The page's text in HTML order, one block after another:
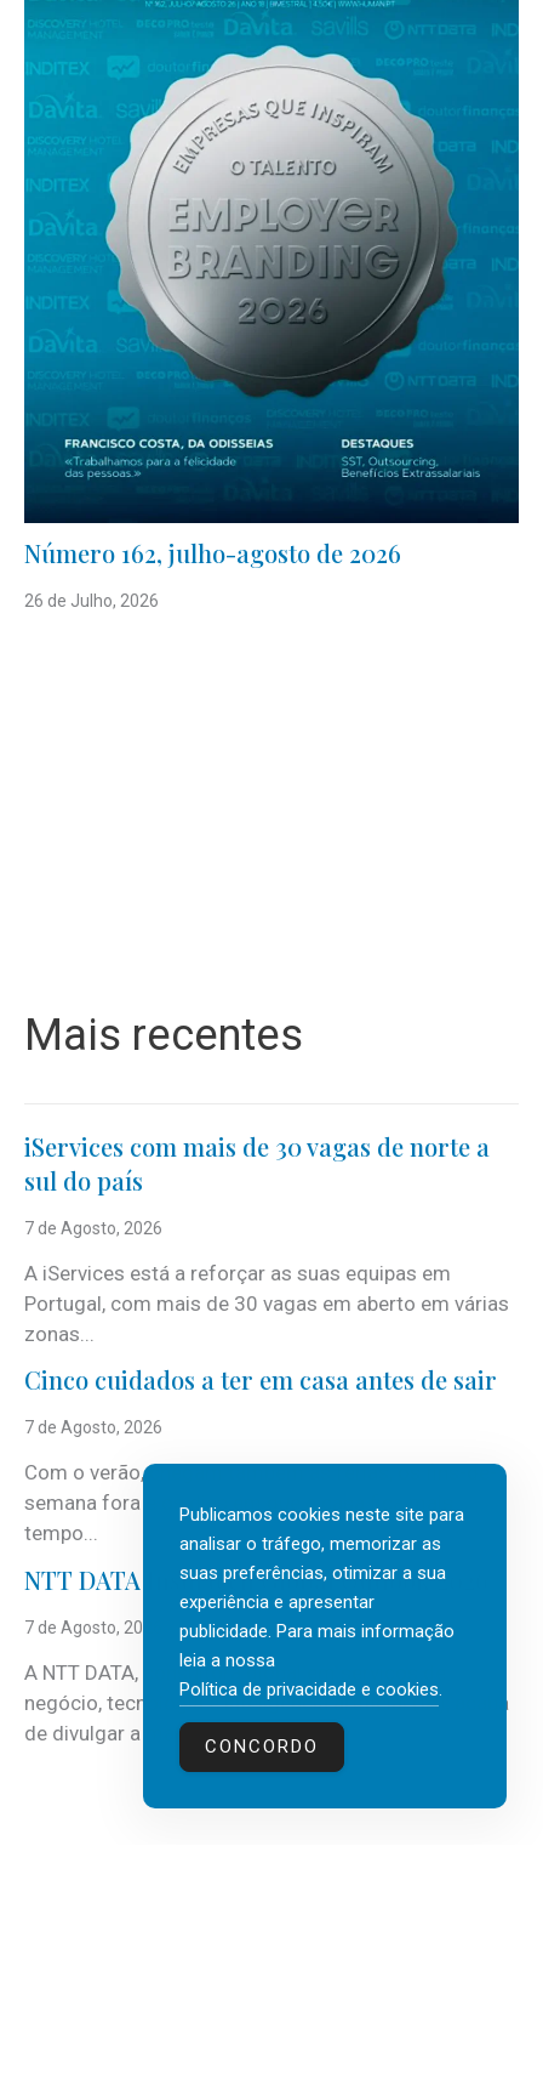
Número 162, julho-agosto de 2026
26 de Julho, 2026
Mais recentes
iServices com mais de 30 vagas de norte a
sul do país
7 de Agosto, 2026
A iServices está a reforçar as suas equipas em
Portugal, com mais de 30 vagas em aberto em várias
zonas...
Cinco cuidados a ter em casa antes de sair
7 de Agosto, 2026
Com o verão, chegam também as férias, os fins-de-
semana fora e os dias em que a casa fica mais
tempo...
NTT DATA Insurtech Global Outlook 2026
7 de Agosto, 2026
A NTT DATA, consultora global em serviços de
negócio, tecnologia e inteligência artificial (IA), acaba
de divulgar a mais recente...
Publicamos cookies neste site para
analisar o tráfego, memorizar as
suas preferências, otimizar a sua
experiência e apresentar
publicidade. Para mais informação
leia a nossa
Política de privacidade e cookies.
CONCORDO